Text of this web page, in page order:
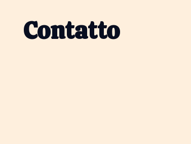
Contatto